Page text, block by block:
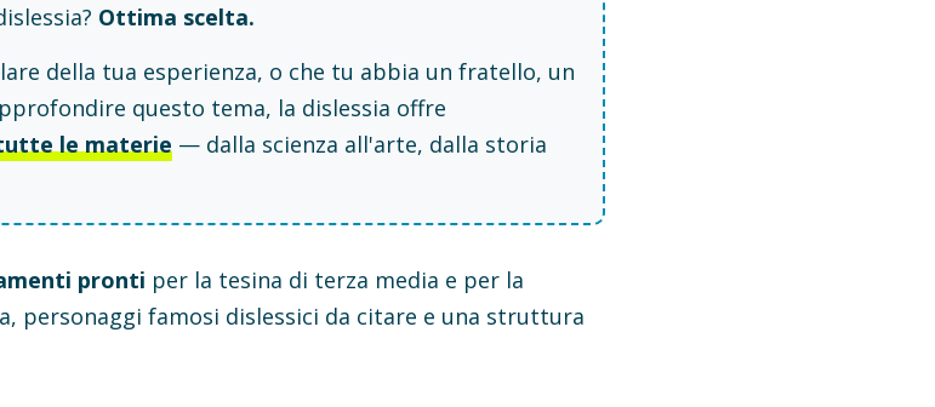
Ottima scelta.
della tua esperienza, o che tu abbia un fratello, un
questo tema, la dislessia offre
le materie — dalla scienza all'arte, dalla storia
pronti per la tesina di terza media e per la
personaggi famosi dislessici da citare e una struttura